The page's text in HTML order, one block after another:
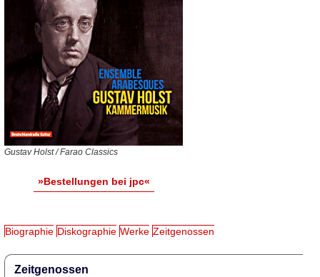
Gustav Holst / Farao Classics
»Bestellungen bei jpc«
Biographie Diskographie Werke Zeitgenossen
Zeitgenossen